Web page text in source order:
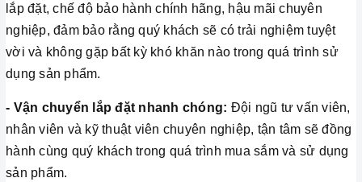
lắp đặt, chế độ bảo hành chính hãng, hậu mãi chuyên
nghiệp, đảm bảo rằng quý khách sẽ có trải nghiệm tuyệt
vời và không gặp bất kỳ khó khăn nào trong quá trình sử
dụng sản phẩm.
- Vận chuyển lắp đặt nhanh chóng: Đội ngũ tư vấn viên,
nhân viên và kỹ thuật viên chuyên nghiệp, tận tâm sẽ đồng
hành cùng quý khách trong quá trình mua sắm và sử dụng
sản phẩm.